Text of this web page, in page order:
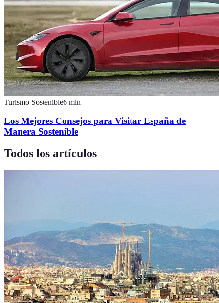
Turismo Sostenible6 min
Los Mejores Consejos para Visitar España de
Manera Sostenible
Todos los artículos